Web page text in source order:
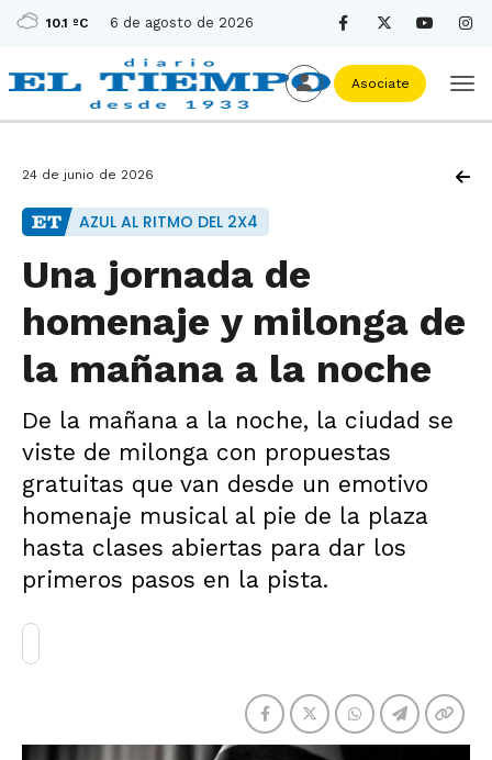
10.1 ºC 6 de agosto de 2026
Asociate
24 de junio de 2026
AZUL AL RITMO DEL 2X4
Una jornada de
homenaje y milonga de
la mañana a la noche
De la mañana a la noche, la ciudad se
viste de milonga con propuestas
gratuitas que van desde un emotivo
homenaje musical al pie de la plaza
hasta clases abiertas para dar los
primeros pasos en la pista.